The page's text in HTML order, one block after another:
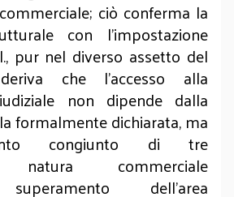
ciò conferma la
con l’impostazione
pur nel diverso assetto del
che l’accesso alla
non dipende dalla
formalmente dichiarata, ma
congiunto di tre
natura commerciale
dell’area